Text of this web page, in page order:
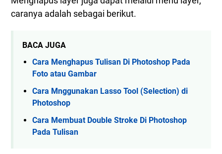
caranya adalah sebagai berikut.
BACA JUGA
Cara Menghapus Tulisan Di Photoshop Pada
Foto atau Gambar
Cara Mnggunakan Lasso Tool (Selection) di
Photoshop
Cara Membuat Double Stroke Di Photoshop
Pada Tulisan